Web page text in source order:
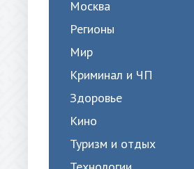
Москва
Регионы
Мир
Криминал и ЧП
Здоровье
Кино
Туризм и отдых